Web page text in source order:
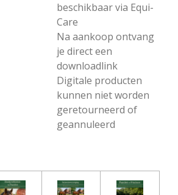
beschikbaar via Equi-
Care
Na aankoop ontvang
je direct een
downloadlink
Digitale producten
kunnen niet worden
geretourneerd of
geannuleerd